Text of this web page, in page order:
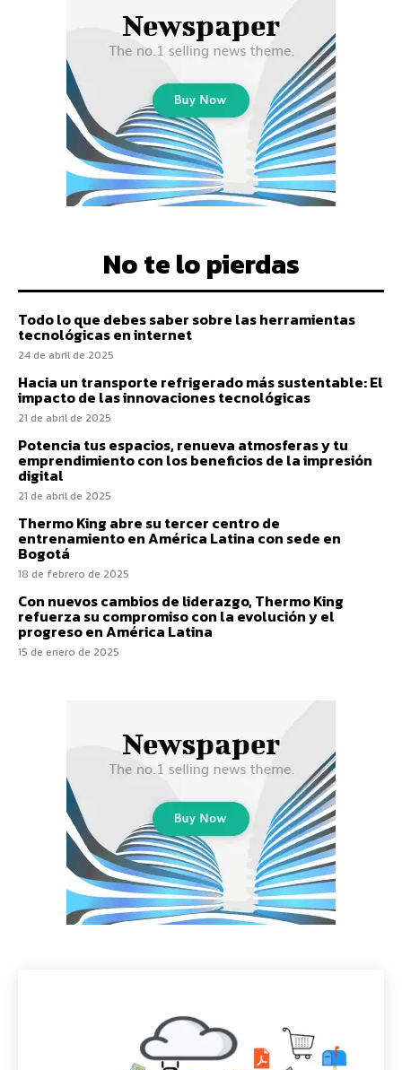
No te lo pierdas
Todo lo que debes saber sobre las herramientas
tecnológicas en internet
24 de abril de 2025
Hacia un transporte refrigerado más sustentable: El
impacto de las innovaciones tecnológicas
21 de abril de 2025
Potencia tus espacios, renueva atmosferas y tu
emprendimiento con los beneficios de la impresión
digital
21 de abril de 2025
Thermo King abre su tercer centro de
entrenamiento en América Latina con sede en
Bogotá
18 de febrero de 2025
Con nuevos cambios de liderazgo, Thermo King
refuerza su compromiso con la evolución y el
progreso en América Latina
15 de enero de 2025